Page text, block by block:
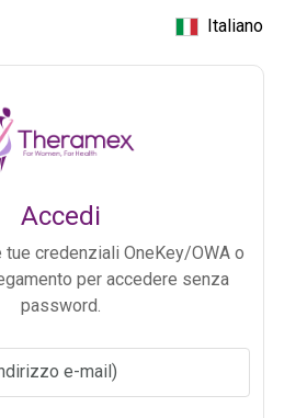
Italiano
Accedi
credenziali OneKey/OWA o
per accedere senza
password.
e-mail)